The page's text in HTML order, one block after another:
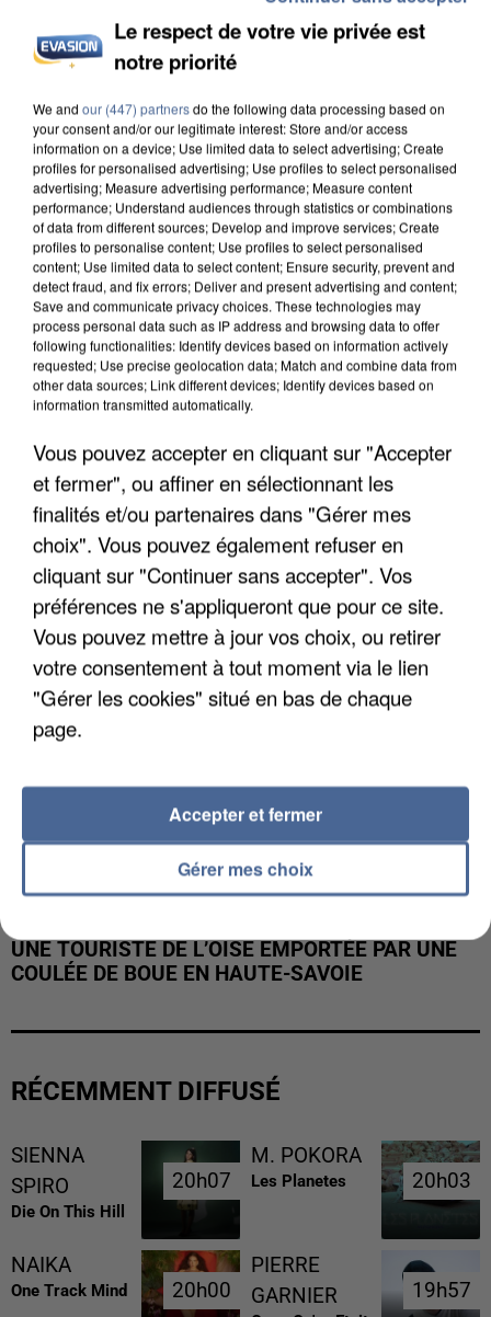
L’UN DES FONDATEURS SUPPOSÉS DE LA DZ
MAFIA INTERPELLÉ EN ALGÉRIE
UN SECOND CADRE DE LA DZ MAFIA
INTERPELLÉ EN ALGÉRIE
UNE TOURISTE DE L’OISE EMPORTÉE PAR UNE
COULÉE DE BOUE EN HAUTE-SAVOIE
RÉCEMMENT DIFFUSÉ
SIENNA
SPIRO
Die On This Hill
20h07
20h07
M. POKORA
Les Planetes 20h03
20h03
NAIKA
One Track Mind 20h00
20h00
PIERRE
GARNIER
19h57
19h57
Le respect de votre vie privée est
notre priorité
We and our (447) partnersdo the following data processing based on
your consent and/or our legitimate interest: Store and/or access
information on a device; Use limited data to select advertising; Create
profiles for personalised advertising; Use profiles to select personalised
advertising; Measure advertising performance; Measure content
performance; Understand audiences through statistics or combinations
of data from different sources; Develop and improve services; Create
profiles to personalise content; Use profiles to select personalised
content; Use limited data to select content; Ensure security, prevent and
detect fraud, and fix errors; Deliver and present advertising and content;
Save and communicate privacy choices. These technologies may
process personal data such as IP address and browsing data to offer
following functionalities: Identify devices based on information actively
requested; Use precise geolocation data; Match and combine data from
other data sources; Link different devices; Identify devices based on
information transmitted automatically.
Vous pouvez accepter en cliquant sur "Accepter
et fermer", ou affiner en sélectionnant les
finalités et/ou partenaires dans "Gérer mes
choix". Vous pouvez également refuser en
cliquant sur "Continuer sans accepter". Vos
préférences ne s'appliqueront que pour ce site.
Vous pouvez mettre à jour vos choix, ou retirer
votre consentement à tout moment via le lien
"Gérer les cookies" situé en bas de chaque
page.
Gérer mes choix
Accepter et fermer